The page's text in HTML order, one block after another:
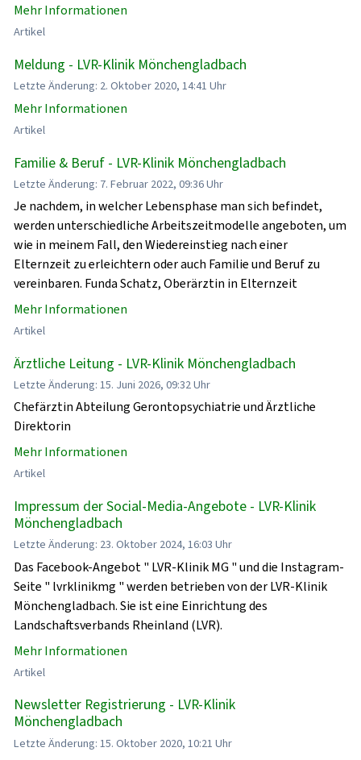
Mehr Informationen
Artikel
Meldung - LVR-Klinik Mönchengladbach
Letzte Änderung: 2. Oktober 2020, 14:41 Uhr
Mehr Informationen
Artikel
Familie & Beruf - LVR-Klinik Mönchengladbach
Letzte Änderung: 7. Februar 2022, 09:36 Uhr
Je nachdem, in welcher Lebensphase man sich befindet,
werden unterschiedliche Arbeitszeitmodelle angeboten, um
wie in meinem Fall, den Wiedereinstieg nach einer
Elternzeit zu erleichtern oder auch Familie und Beruf zu
vereinbaren. Funda Schatz, Oberärztin in Elternzeit
Mehr Informationen
Artikel
Ärztliche Leitung - LVR-Klinik Mönchengladbach
Letzte Änderung: 15. Juni 2026, 09:32 Uhr
Chefärztin Abteilung Gerontopsychiatrie und Ärztliche
Direktorin
Mehr Informationen
Artikel
Impressum der Social-Media-Angebote - LVR-Klinik
Mönchengladbach
Letzte Änderung: 23. Oktober 2024, 16:03 Uhr
Das Facebook-Angebot " LVR-Klinik MG " und die Instagram-
Seite " lvrklinikmg " werden betrieben von der LVR-Klinik
Mönchengladbach. Sie ist eine Einrichtung des
Landschaftsverbands Rheinland (LVR).
Mehr Informationen
Artikel
Newsletter Registrierung - LVR-Klinik
Mönchengladbach
Letzte Änderung: 15. Oktober 2020, 10:21 Uhr